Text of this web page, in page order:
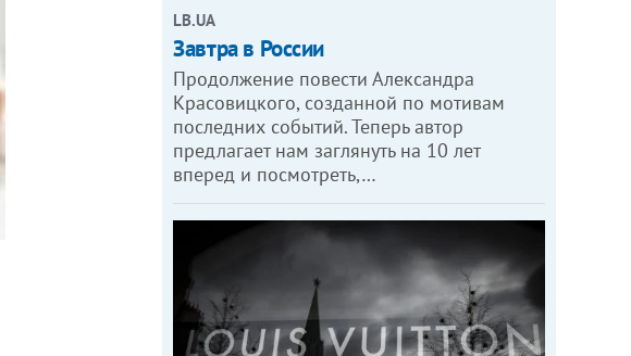
LB.UA
Завтра в России
Продолжение повести Александра
Красовицкого, созданной по мотивам
последних событий. Теперь автор
предлагает нам заглянуть на 10 лет
вперед и посмотреть,…